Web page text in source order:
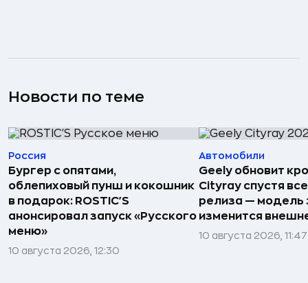
Новости по теме
Россия
Бургер с опятами,
облепиховый пунш и кокошник
в подарок: ROSTIC'S
анонсировал запуск «Русского
меню»
10 августа 2026, 12:30
Автомобили
Geely обновит
Cityray спустя
релиза — модель
изменится
10 августа 2026, 11:47